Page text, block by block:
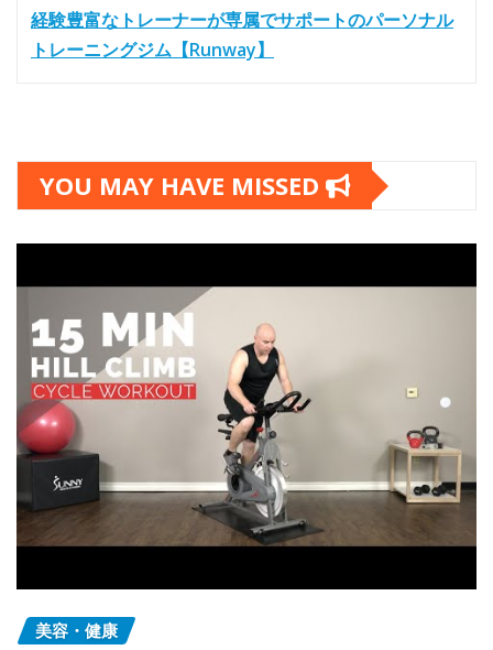
経験豊富なトレーナーが専属でサポートのパーソナル
トレーニングジム【Runway】
YOU MAY HAVE MISSED
美容・健康